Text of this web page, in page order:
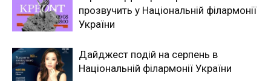
прозвучить у Національній філармонії
України
Дайджест подій на серпень в
Національній філармонії України